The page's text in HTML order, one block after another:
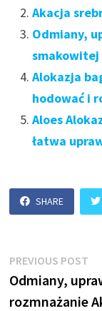
Akacja
Odmiany,
smakowitej
Alokazja
hodować i
Aloes
łatwa
SHARE
Nawigacja
wpisu
PREVIOUS POST
Odmiany,
rozmnażanie